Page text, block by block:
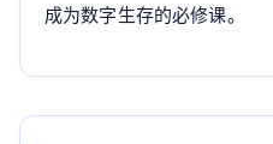
成为数字生存的必修课。